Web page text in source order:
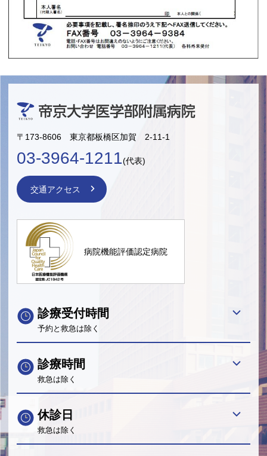
〒173-8606 東京都板橋区加賀 2-11-1
03-3964-1211(代表)
交通アクセス
病院機能評価認定病院
診療受付時間
予約と救急は除く
診療時間
救急は除く
休診日
救急は除く